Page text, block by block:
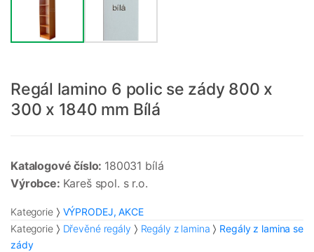
Regál lamino 6 polic se zády 800 x
300 x 1840 mm Bílá
Katalogové číslo: 180031 bílá
Výrobce: Kareš spol. s r.o.
Kategorie
VÝPRODEJ, AKCE
Kategorie
Dřevěné regály Regály z lamina
Regály z lamina se
zády